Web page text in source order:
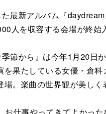
最新アルバム『
人を収容する会場が終始
から』は今年1月20日
果たしている女優・倉
。楽曲の世界観が美しく
仕事やってきてよかっ